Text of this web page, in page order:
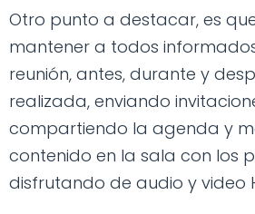
Otro punto a destacar, es
mantener a todos
reunión, antes, durante y
realizada, enviando
compartiendo la agenda y
contenido en la sala con los
disfrutando de audio y video